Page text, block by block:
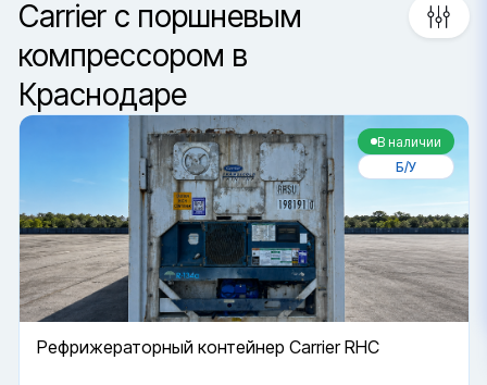
Carrier с поршневым
компрессором в
Краснодаре
В наличии
Б/У
Рефрижераторный контейнер Carrier RHC